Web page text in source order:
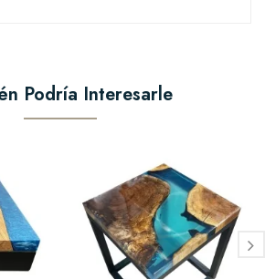
Podría Interesarle